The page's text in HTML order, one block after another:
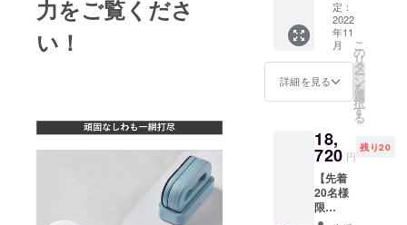
力をご覧くださ
い！
ジェク
トを通
して想
定を上
回るご
支援を
ている
環境か
ら量産
体制を
更に整
えるこ
予定価
24,000
（税・
送料
込）の
33％OF
料につ
いて】
商品代
金に
は、ご
自宅ま
定：
2022
年11
月
詳細を見る
こ
の
リ
タ
ー
ン
を
選
択
す
る
18,
720 円
残り20
【先着
20名様
限
定！】